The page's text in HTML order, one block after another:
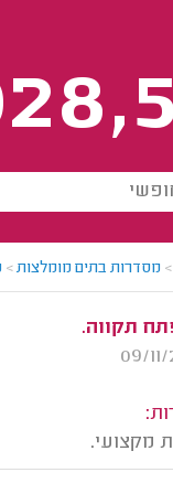
> מסדרות בתים מומלצות>
תקווה.
מקצועי.